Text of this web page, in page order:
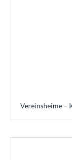
Vereinsheime –